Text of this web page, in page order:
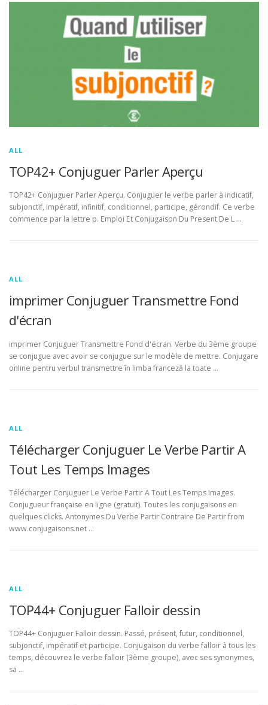
ALL
TOP42+ Conjuguer Parler Aperçu
TOP42+ Conjuguer Parler Aperçu. Conjuguer le verbe parler à indicatif,
subjonctif, impératif, infinitif, conditionnel, participe, gérondif. Ce verbe
commence par la lettre p. Emploi Et Conjugaison Du Present De L …
ALL
imprimer Conjuguer Transmettre Fond
d'écran
imprimer Conjuguer Transmettre Fond d'écran. Verbe du 3ème groupe
se conjugue avec avoir se conjugue sur le modèle de mettre. Conjugare
online pentru verbul transmettre în limba franceză la toate …
ALL
Télécharger Conjuguer Le Verbe Partir A
Tout Les Temps Images
Télécharger Conjuguer Le Verbe Partir A Tout Les Temps Images.
Conjugueur française en ligne (gratuit). Toutes les conjugaisons en
quelques clicks. Antonymes Du Verbe Partir Contraire De Partir from
www.conjugaisons.net …
ALL
TOP44+ Conjuguer Falloir dessin
TOP44+ Conjuguer Falloir dessin. Passé, présent, futur, conditionnel,
subjonctif, impératif et participe. Conjugaison du verbe falloir à tous les
temps, découvrez le verbe falloir (3ème groupe), avec ses synonymes,
sa …